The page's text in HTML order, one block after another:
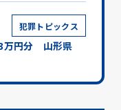
犯罪トピックス
万円分 山形県